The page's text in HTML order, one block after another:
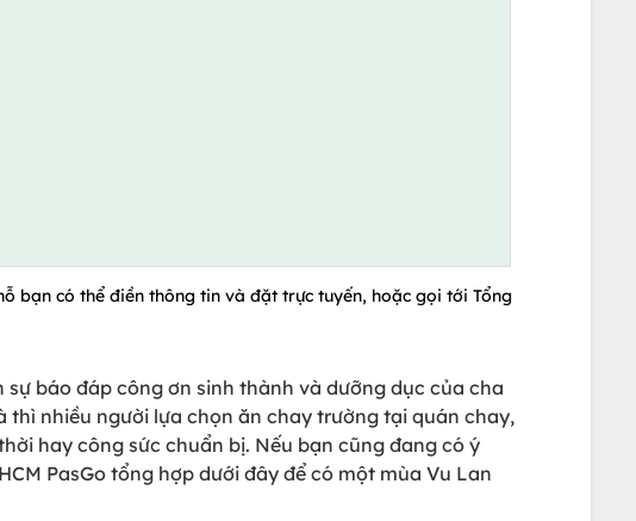
bạn có thể điền thông tin và đặt trực tuyến, hoặc gọi tới Tổng
báo đáp công ơn sinh thành và dưỡng dục của cha
thì nhiều người lựa chọn ăn chay trường tại quán chay,
hay công sức chuẩn bị. Nếu bạn cũng đang có ý
PasGo tổng hợp dưới đây để có một mùa Vu Lan